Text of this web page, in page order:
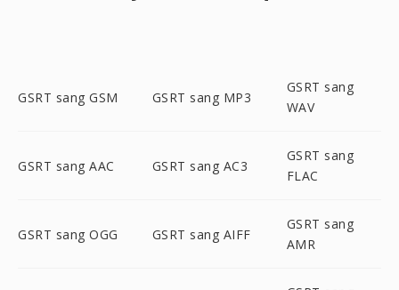
GSRT sang GSM GSRT sang MP3
GSRT sang
WAV
GSRT sang AAC GSRT sang AC3
GSRT sang
FLAC
GSRT sang OGG GSRT sang AIFF
GSRT sang
AMR